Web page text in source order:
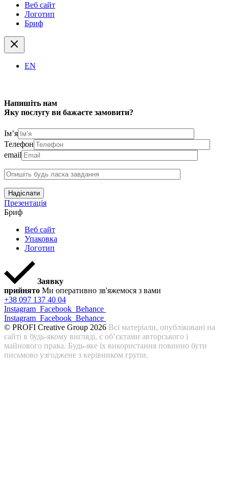
Веб сайт
Логотип
Бриф
EN
Напишіть нам
Яку послугу ви бажаєте замовити?
Ім’я
Телефон
email
Надіслати
Презентація
Бриф
Веб сайт
Упаковка
Логотип
Заявку
прийнято Ми оперативно зв'яжемося з вами
+38 097 137 40 04
Instagram Facebook Behance
Instagram Facebook Behance
© PROFI Creative Group 2026 Всі матеріали, опубліковані на
сайті в будь-якому вигляді, є об’єктами авторського і
майнового права. Будь-яке їх використання повинно бути
письмово узгоджене з керівником групи.